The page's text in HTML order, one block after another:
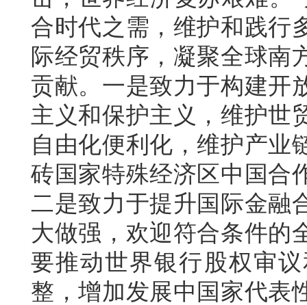
合时代之需，维护和践行
际经贸秩序，凝聚全球南
贡献。一是致力于构建开
主义和保护主义，维护世
自由化便利化，维护产业
砖国家特殊经济区中国合
二是致力于提升国际金融
大做强，欢迎符合条件的
要推动世界银行股权审
整，增加发展中国家代表